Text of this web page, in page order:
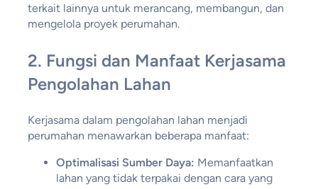
terkait lainnya untuk merancang, membangun, dan
mengelola proyek perumahan.
2. Fungsi dan Manfaat Kerjasama
Pengolahan Lahan
Kerjasama dalam pengolahan lahan menjadi
perumahan menawarkan beberapa manfaat:
Optimalisasi Sumber Daya: Memanfaatkan
lahan yang tidak terpakai dengan cara yang